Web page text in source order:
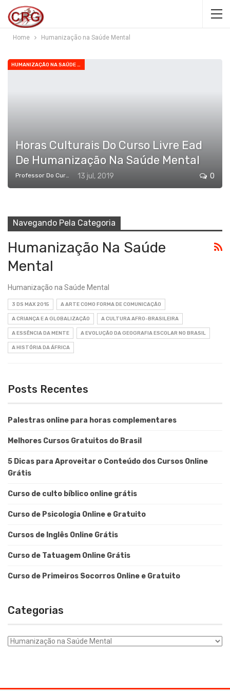
Home Humanização na Saúde Mental
HUMANIZAÇÃO NA SAÚDE MENTAL
Horas Culturais Do Curso Livre Ead
De Humanização Na Saúde Mental
13 jul, 2019 0
Navegando Pela Categoria
Humanização Na Saúde
Mental
Humanização na Saúde Mental
3 DS MAX 2015 A ARTE COMO FORMA DE COMUNICAÇÃO
A CRIANÇA E A GLOBALIZAÇÃO A CULTURA AFRO-BRASILEIRA
A ESSÊNCIA DA MENTE A EVOLUÇÃO DA GEOGRAFIA ESCOLAR NO BRASIL
A HISTÓRIA DA ÁFRICA
Posts Recentes
Palestras online para horas complementares
Melhores Cursos Gratuitos do Brasil
5 Dicas para Aproveitar o Conteúdo dos Cursos Online
Grátis
Curso de culto bíblico online grátis
Curso de Psicologia Online e Gratuito
Cursos de Inglês Online Grátis
Curso de Tatuagem Online Grátis
Curso de Primeiros Socorros Online e Gratuito
Categorias
Categorias